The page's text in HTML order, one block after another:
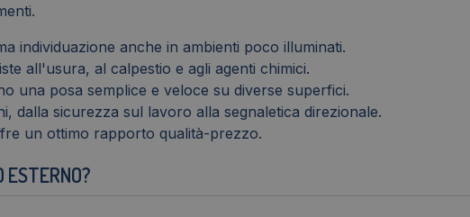
individuazione anche in ambienti poco illuminati.
all'usura, al calpestio e agli agenti chimici.
una posa semplice e veloce su diverse superfici.
dalla sicurezza sul lavoro alla segnaletica direzionale.
un ottimo rapporto qualità-prezzo.
ESTERNO?